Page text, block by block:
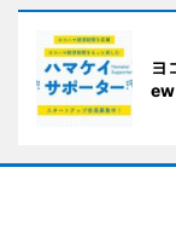
ヨ
ew